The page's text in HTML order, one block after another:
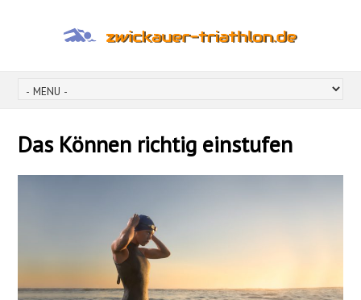
Das Können richtig einstufen